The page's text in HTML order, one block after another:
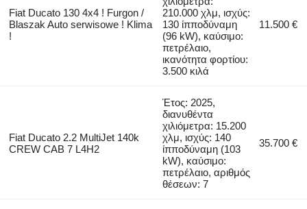
Fiat Ducato 130 4x4 ! Furgon /
Blaszak Auto serwisowe ! Klima
!
210.000 χλμ, ισχύς:
130 ίπποδύναμη
(96 kW), καύσιμο:
πετρέλαιο,
ικανότητα φορτίου:
3.500 κιλά
11.500 €
Fiat Ducato 2.2 MultiJet 140k
CREW CAB 7 L4H2
Έτος: 2025,
διανυθέντα
χιλιόμετρα: 15.200
χλμ, ισχύς: 140
ίπποδύναμη (103
kW), καύσιμο:
πετρέλαιο, αριθμός
θέσεων: 7
35.700 €